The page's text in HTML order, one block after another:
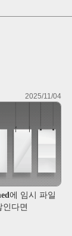
2025/11/04
에 임시 파일
인다면